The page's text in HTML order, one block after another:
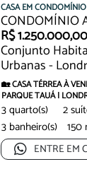
CASA EM CONDOMÍNIO
CONDOMÍNIO
R$ 1.250.000,00
Conjunto
Urbanas -
🏡 CASA TÉRREA À
PARQUE TAUÁ |
Confo...
3 quarto(s) 2
3 banheiro(s) 150
ENTRE EM